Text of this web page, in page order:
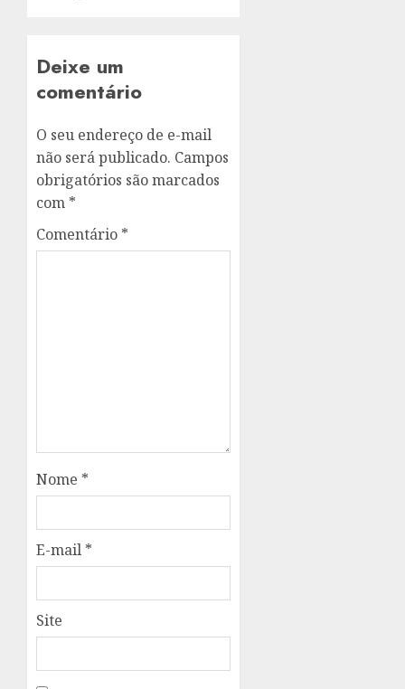
Deixe um
comentário
O seu endereço de e-mail
não será publicado. Campos
obrigatórios são marcados
com *
Comentário *
Nome *
E-mail *
Site